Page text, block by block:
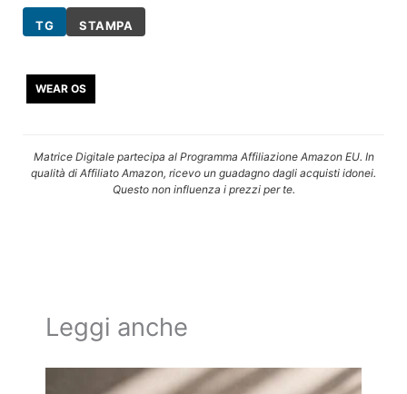
TG STAMPA
WEAR OS
Matrice Digitale partecipa al Programma Affiliazione Amazon EU. In
qualità di Affiliato Amazon, ricevo un guadagno dagli acquisti idonei.
Questo non influenza i prezzi per te.
Leggi anche